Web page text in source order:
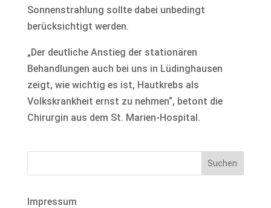
Sonnenstrahlung sollte dabei unbedingt
berücksichtigt werden.
„Der deutliche Anstieg der stationären
Behandlungen auch bei uns in Lüdinghausen
zeigt, wie wichtig es ist, Hautkrebs als
Volkskrankheit ernst zu nehmen“, betont die
Chirurgin aus dem St. Marien-Hospital.
Impressum